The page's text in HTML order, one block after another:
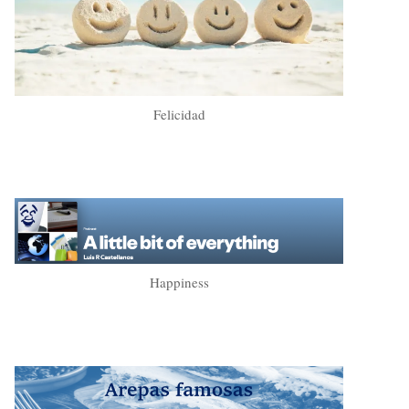
Felicidad
Happiness